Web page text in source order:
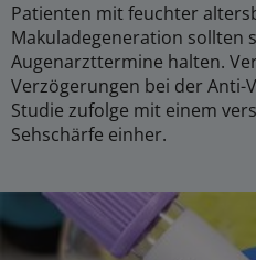
Patienten mit feuchter
Makuladegeneration sollten
Augenarzttermine halten.
Verzögerungen bei der Anti-
Studie zufolge mit einem
Sehschärfe einher.